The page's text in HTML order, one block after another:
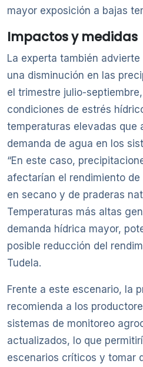
mayor exposición a bajas
Impactos y medidas
La experta también
una disminución en las
el trimestre julio-
condiciones de estrés
temperaturas elevadas que
demanda de agua en los
“En este caso,
afectarían el rendimiento
en secano y de praderas
Temperaturas más altas
demanda hídrica mayor,
posible reducción del
Tudela.
Frente a este escenario, la
recomienda a los
sistemas de monitoreo
actualizados, lo que
escenarios críticos y tomar